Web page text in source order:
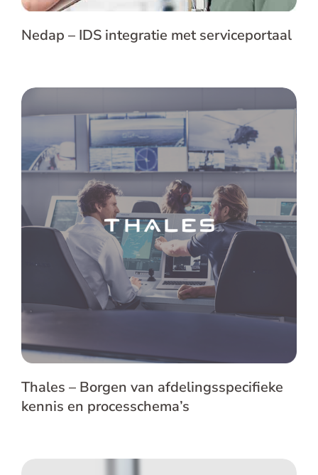
Nedap – IDS integratie met serviceportaal
Thales – Borgen van
afdelingsspecifieke kennis en
processchema’s
Thales – Borgen van afdelingsspecifieke
kennis en processchema’s